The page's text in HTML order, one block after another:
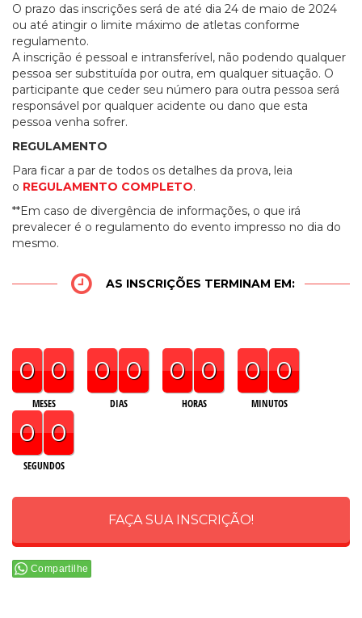
O prazo das inscrições será de até dia 24 de maio de 2024
ou até atingir o limite máximo de atletas conforme
regulamento.
A inscrição é pessoal e intransferível, não podendo qualquer
pessoa ser substituída por outra, em qualquer situação. O
participante que ceder seu número para outra pessoa será
responsável por qualquer acidente ou dano que esta
pessoa venha sofrer.
REGULAMENTO
Para ficar a par de todos os detalhes da prova, leia
o REGULAMENTO COMPLETO.
**Em caso de divergência de informações, o que irá
prevalecer é o regulamento do evento impresso no dia do
mesmo.
AS INSCRIÇÕES TERMINAM EM:
0 0
MESES
0 0
DIAS
0 0
HORAS
0 0
MINUTOS
0 0
SEGUNDOS
FAÇA SUA INSCRIÇÃO!
Compartilhe